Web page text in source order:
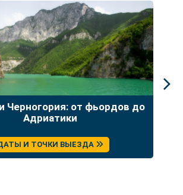
Черногория: от фьордов до
Адриатики
И ТОЧКИ ВЫЕЗДА